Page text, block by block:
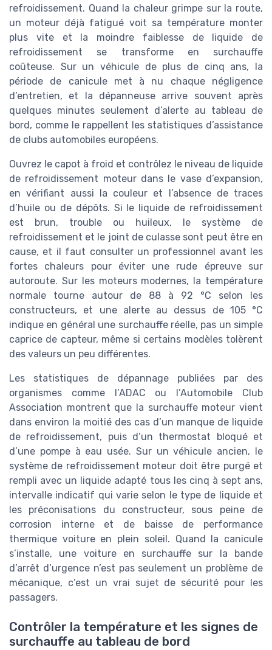
refroidissement. Quand la chaleur grimpe sur la route,
un moteur déjà fatigué voit sa température monter
plus vite et la moindre faiblesse de liquide de
refroidissement se transforme en surchauffe
coûteuse. Sur un véhicule de plus de cinq ans, la
période de canicule met à nu chaque négligence
d’entretien, et la dépanneuse arrive souvent après
quelques minutes seulement d’alerte au tableau de
bord, comme le rappellent les statistiques d’assistance
de clubs automobiles européens.
Ouvrez le capot à froid et contrôlez le niveau de liquide
de refroidissement moteur dans le vase d’expansion,
en vérifiant aussi la couleur et l’absence de traces
d’huile ou de dépôts. Si le liquide de refroidissement
est brun, trouble ou huileux, le système de
refroidissement et le joint de culasse sont peut être en
cause, et il faut consulter un professionnel avant les
fortes chaleurs pour éviter une rude épreuve sur
autoroute. Sur les moteurs modernes, la température
normale tourne autour de 88 à 92 °C selon les
constructeurs, et une alerte au dessus de 105 °C
indique en général une surchauffe réelle, pas un simple
caprice de capteur, même si certains modèles tolèrent
des valeurs un peu différentes.
Les statistiques de dépannage publiées par des
organismes comme l’ADAC ou l’Automobile Club
Association montrent que la surchauffe moteur vient
dans environ la moitié des cas d’un manque de liquide
de refroidissement, puis d’un thermostat bloqué et
d’une pompe à eau usée. Sur un véhicule ancien, le
système de refroidissement moteur doit être purgé et
rempli avec un liquide adapté tous les cinq à sept ans,
intervalle indicatif qui varie selon le type de liquide et
les préconisations du constructeur, sous peine de
corrosion interne et de baisse de performance
thermique voiture en plein soleil. Quand la canicule
s’installe, une voiture en surchauffe sur la bande
d’arrêt d’urgence n’est pas seulement un problème de
mécanique, c’est un vrai sujet de sécurité pour les
passagers.
Contrôler la température et les signes de
surchauffe au tableau de bord